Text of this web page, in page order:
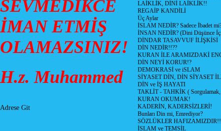
SEVMEDİKCE
İMAN ETMİŞ
OLAMAZSINIZ!
H.z. Muhammed
Adrese Git
LAİKLİK, DİNİ LAİKLİK!!
REGAİP KANDİLİ
Üç Aylar
İSLAM NEDİR? Sadece İbadet
İNSAN NEDİR? (Dini Düşünce
DİNDAR TASAVVUF İLİŞKİSİ
DİN NEDİR!!??
KURAN İLE ARAMIZDAKİ
DİN NEYİ KORUR!?
DEMOKRASİ ve iSLAM
SİYASET DİN, DİN SİYASET
DİN ve İŞ HAYATI
TAKLİT - TAHKİK ( Sorgulamak,
KURAN OKUMAK!
KADERİN, KADERSİZLERİ!
Bunları Din mi, Emrediyor?
SÖZLÜKLER HAFIZAMIZDIR!!
İSLAM ve TEMSİL